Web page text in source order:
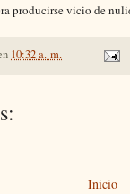
producirse vicio de
10:32 a. m.
Inicio